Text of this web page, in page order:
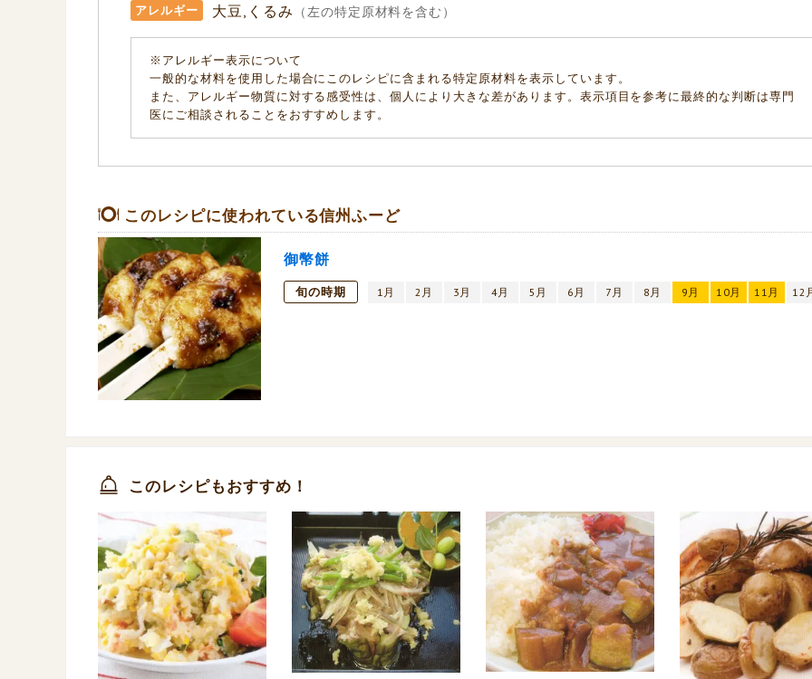
アレルギー 大豆,くるみ （左の特定原材料を含む）
※アレルギー表示について
一般的な材料を使用した場合にこのレシピに含まれる特定原材料を表示しています。
また、アレルギー物質に対する感受性は、個人により大きな差があります。表示項目を参考に最終的な判断は専門
医にご相談されることをおすすめします。
このレシピに使われている信州ふーど
御幣餅
旬の時期 1月 2月 3月 4月 5月 6月 7月 8月 9月 10月 11月 12
このレシピもおすすめ！